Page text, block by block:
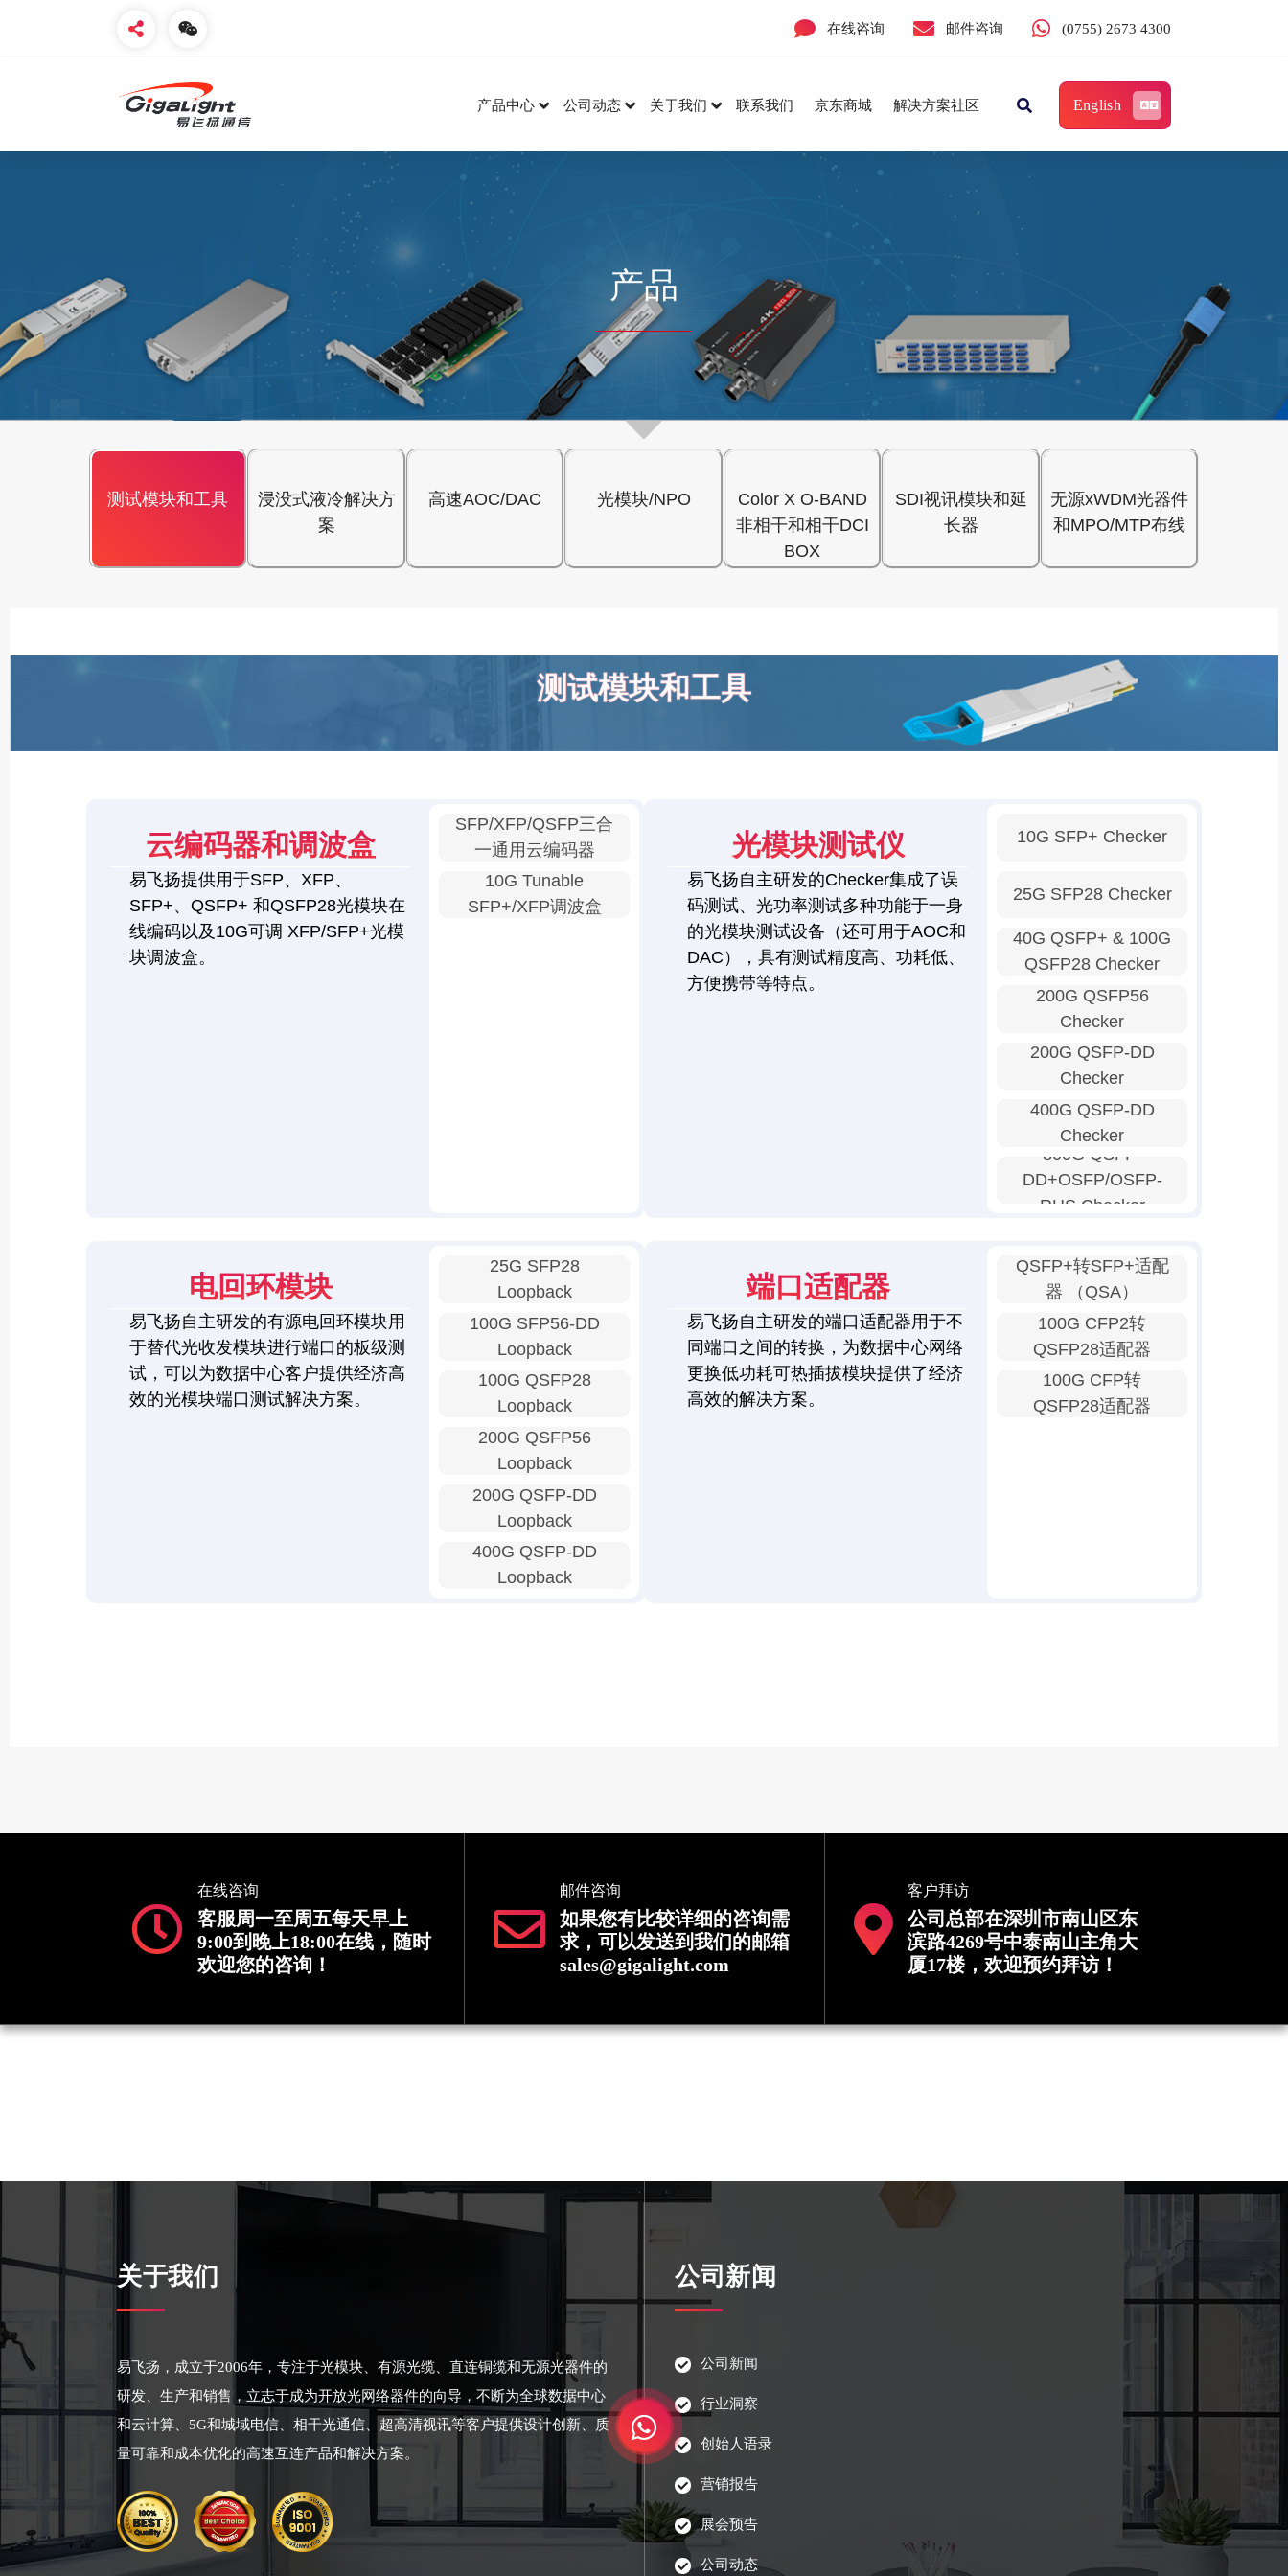
在线咨询 邮件咨询 (0755) 2673 4300
产品中心 公司动态 关于我们 联系我们 京东商城 解决方案社区 English
产品
测试模块和工具
浸没式液冷解决方
案
高速AOC/DAC 光模块/NPO
Color X O-BAND
非相干和相干DCI
BOX
SDI视讯模块和延
长器
无源xWDM光器件
和MPO/MTP布线
测试模块和工具
云编码器和调波盒
易飞扬提供用于SFP、XFP、
SFP+、QSFP+ 和QSFP28光模块在
线编码以及10G可调 XFP/SFP+光模
块调波盒。
SFP/XFP/QSFP三合
一通用云编码器
10G Tunable
SFP+/XFP调波盒
光模块测试仪
易飞扬自主研发的Checker集成了误
码测试、光功率测试多种功能于一身
的光模块测试设备（还可用于AOC和
DAC），具有测试精度高、功耗低、
方便携带等特点。
10G SFP+ Checker
25G SFP28 Checker
40G QSFP+ & 100G
QSFP28 Checker
200G QSFP56
Checker
200G QSFP-DD
Checker
400G QSFP-DD
Checker
800G QSFP-
DD+OSFP/OSFP-
RHS Checker
电回环模块
易飞扬自主研发的有源电回环模块用
于替代光收发模块进行端口的板级测
试，可以为数据中心客户提供经济高
效的光模块端口测试解决方案。
25G SFP28
Loopback
100G SFP56-DD
Loopback
100G QSFP28
Loopback
200G QSFP56
Loopback
200G QSFP-DD
Loopback
400G QSFP-DD
Loopback
端口适配器
易飞扬自主研发的端口适配器用于不
同端口之间的转换，为数据中心网络
更换低功耗可热插拔模块提供了经济
高效的解决方案。
QSFP+转SFP+适配
器 （QSA）
100G CFP2转
QSFP28适配器
100G CFP转
QSFP28适配器
在线咨询
客服周一至周五每天早上
9:00到晚上18:00在线，随时
欢迎您的咨询！
邮件咨询
如果您有比较详细的咨询需
求，可以发送到我们的邮箱
sales@gigalight.com
客户拜访
公司总部在深圳市南山区东
滨路4269号中泰南山主角大
厦17楼，欢迎预约拜访！
关于我们
易飞扬，成立于2006年，专注于光模块、有源光缆、直连铜缆和无源光器件的
研发、生产和销售，立志于成为开放光网络器件的向导，不断为全球数据中心
和云计算、5G和城域电信、相干光通信、超高清视讯等客户提供设计创新、质
量可靠和成本优化的高速互连产品和解决方案。
公司新闻
公司新闻
行业洞察
创始人语录
营销报告
展会预告
公司动态